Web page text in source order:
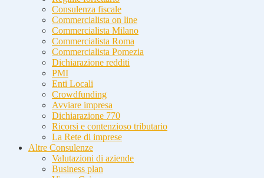
Consulenza fiscale
Commercialista on line
Commercialista Milano
Commercialista Roma
Commercialista Pomezia
Dichiarazione redditi
PMI
Enti Locali
Crowdfunding
Avviare impresa
Dichiarazione 770
Ricorsi e contenzioso tributario
La Rete di imprese
Altre Consulenze
Valutazioni di aziende
Business plan